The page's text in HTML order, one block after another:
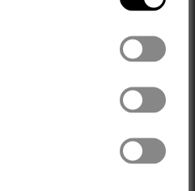
Drittländern befinden können, in
nur für die von Ihnen angeklickten
Sie können eine einmal
und mit Wirkung für die Zukunft
ABONNIEREN